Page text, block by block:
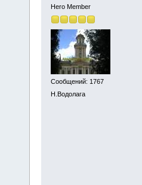
Hero Member
Сообщений: 1767
Н.Водолага